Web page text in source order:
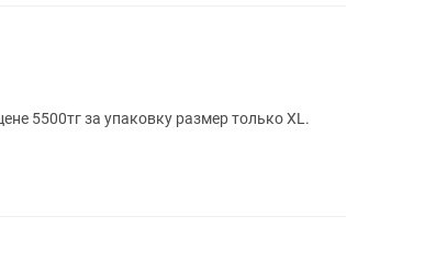
5500тг за упаковку размер только XL.